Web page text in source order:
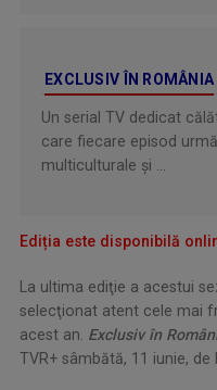
EXCLUSIV ÎN ROMÂNIA
Un serial TV dedicat
care fiecare episod
multiculturale şi ...
Ediția este disponibilă
La ultima ediţie a acestui
selecţionat atent cele mai
acest an. Exclusiv în
TVR+ sâmbătă, 11 iunie, de